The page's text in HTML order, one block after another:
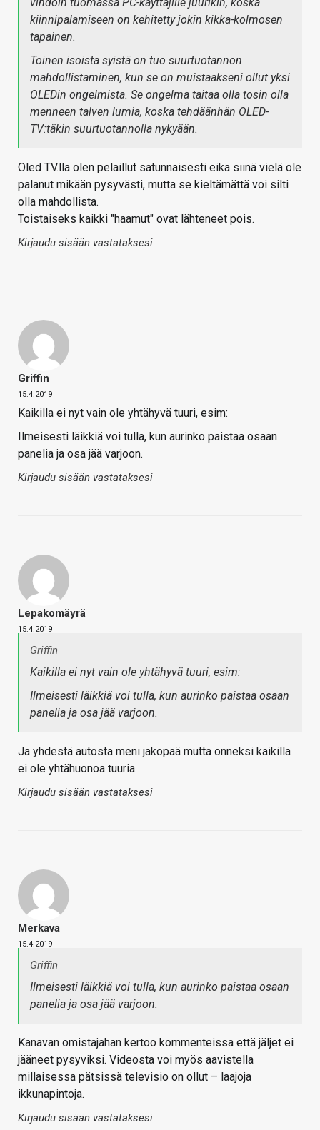
kiinnipalamiseen on kehitetty jokin kikka-kolmosen
tapainen.
Toinen isoista syistä on tuo suurtuotannon
mahdollistaminen, kun se on muistaakseni ollut yksi
OLEDin ongelmista. Se ongelma taitaa olla tosin olla
menneen talven lumia, koska tehdäänhän OLED-
TV:täkin suurtuotannolla nykyään.
Oled TV.llä olen pelaillut satunnaisesti eikä siinä vielä ole
palanut mikään pysyvästi, mutta se kieltämättä voi silti
olla mahdollista.
Toistaiseks kaikki "haamut" ovat lähteneet pois.
Kirjaudu sisään vastataksesi
Griffin
15.4.2019
Kaikilla ei nyt vain ole yhtähyvä tuuri, esim:
Ilmeisesti läikkiä voi tulla, kun aurinko paistaa osaan
panelia ja osa jää varjoon.
Kirjaudu sisään vastataksesi
Lepakomäyrä
15.4.2019
Griffin
Kaikilla ei nyt vain ole yhtähyvä tuuri, esim:
Ilmeisesti läikkiä voi tulla, kun aurinko paistaa osaan
panelia ja osa jää varjoon.
Ja yhdestä autosta meni jakopää mutta onneksi kaikilla
ei ole yhtähuonoa tuuria.
Kirjaudu sisään vastataksesi
Merkava
15.4.2019
Griffin
Ilmeisesti läikkiä voi tulla, kun aurinko paistaa osaan
panelia ja osa jää varjoon.
Kanavan omistajahan kertoo kommenteissa että jäljet ei
jääneet pysyviksi. Videosta voi myös aavistella
millaisessa pätsissä televisio on ollut – laajoja
ikkunapintoja.
Kirjaudu sisään vastataksesi